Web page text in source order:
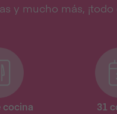
y mucho más, ¡todo
cocina
31